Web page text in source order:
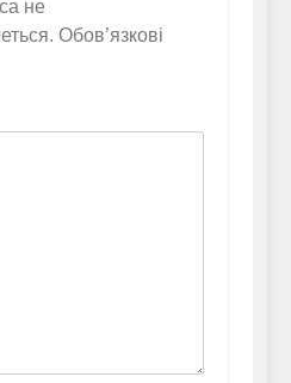
не
Обов’язкові